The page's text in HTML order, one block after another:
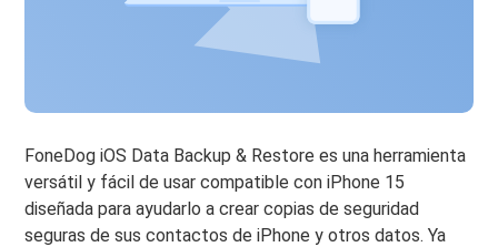
FoneDog iOS Data Backup & Restore es una herramienta
versátil y fácil de usar compatible con iPhone 15
diseñada para ayudarlo a crear copias de seguridad
seguras de sus contactos de iPhone y otros datos. Ya